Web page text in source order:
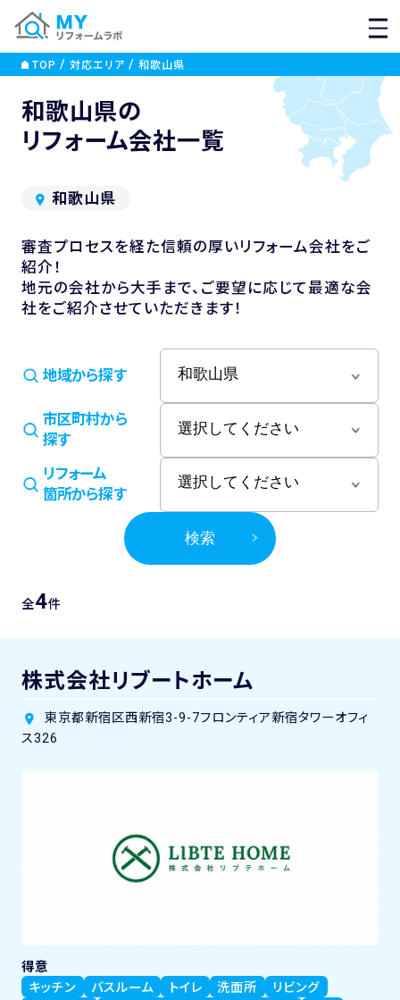
TOP 対応エリア 和歌山県
和歌山県の
リフォーム会社一覧
和歌山県
審査プロセスを経た信頼の厚いリフォーム会社をご
紹介！
地元の会社から大手まで、ご要望に応じて最適な会
社をご紹介させていただきます！
地域から探す
市区町村から
探す
リフォーム
箇所から探す
検索
全4件
株式会社リブートホーム
東京都新宿区西新宿3-9-7フロンティア新宿タワーオフィ
ス326
得意
キッチン
バスルーム トイレ 洗面所
リビング